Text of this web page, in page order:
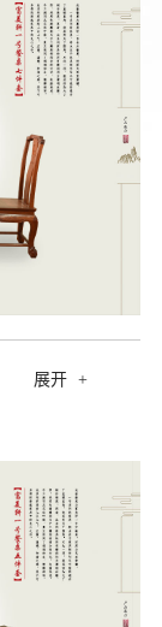
展开 +